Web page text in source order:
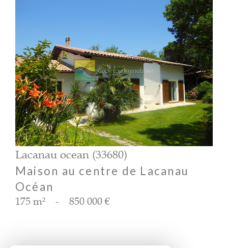
voir le bien
Lacanau ocean (33680)
Maison au centre de Lacanau
Océan
175 m² - 850 000 €